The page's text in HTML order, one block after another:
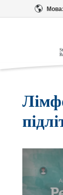
Мова:
це